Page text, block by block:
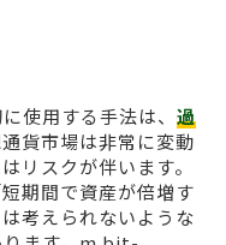
使用する手法は、 過
貨市場は非常に変動
リスクが伴います。
期間で資産が倍増す
考えられないような